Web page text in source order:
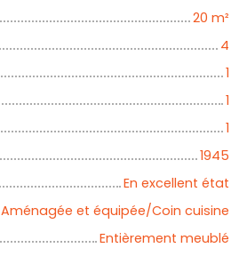
20 m²
4
1
1
1
1945
En excellent état
Aménagée et équipée/Coin cuisine
Entièrement meublé